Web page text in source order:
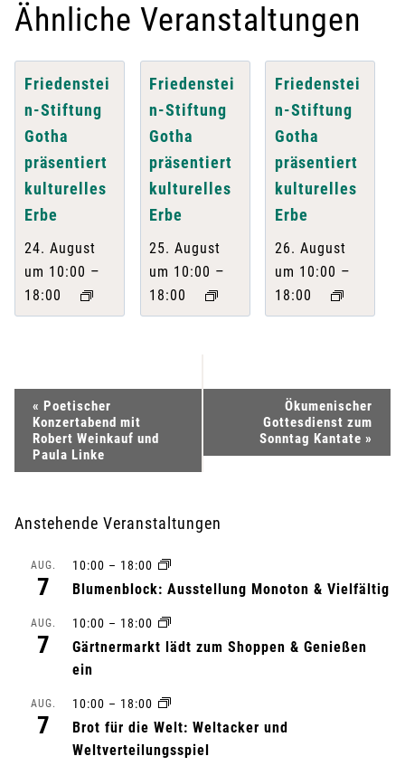
Ähnliche Veranstaltungen
Friedenstei
n-Stiftung
Gotha
präsentiert
kulturelles
Erbe
24. August
um 10:00 –
18:00
Friedenstei
n-Stiftung
Gotha
präsentiert
kulturelles
Erbe
25. August
um 10:00 –
18:00
Friedenstei
n-Stiftung
Gotha
präsentiert
kulturelles
Erbe
26. August
um 10:00 –
18:00
a
« Poetischer
Konzertabend mit
Robert Weinkauf und
Paula Linke
Ökumenischer
Gottesdienst zum
Sonntag Kantate »
Anstehende Veranstaltungen
AUG.
7
10:00 – 18:00
Blumenblock: Ausstellung Monoton & Vielfältig
AUG.
7
10:00 – 18:00
Gärtnermarkt lädt zum Shoppen & Genießen
ein
AUG.
7
10:00 – 18:00
Brot für die Welt: Weltacker und
Weltverteilungsspiel